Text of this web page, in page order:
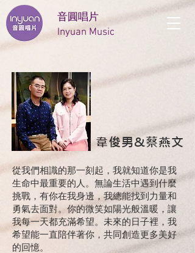
音圓唱片
Inyuan Music
​韋俊男&蔡燕文
從我們相識的那一刻起，我就知道你是我
生命中最重要的人。無論生活中遇到什麼
挑戰，有你在我身邊，我總能找到力量和
勇氣去面對。你的微笑如陽光般溫暖，讓
我每一天都充滿希望。未來的日子裡，我
希望能一直陪伴著你，共同創造更多美好
的回憶。